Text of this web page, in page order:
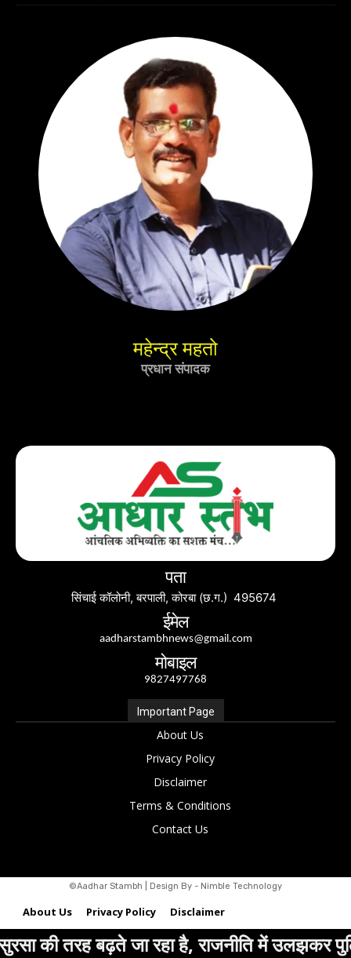
महेन्द्र महतो
प्रधान संपादक
पता
सिंचाई कॉलोनी, बरपाली, कोरबा (छ.ग.) 495674
ईमेल
aadharstambhnews@gmail.com
मोबाइल
9827497768
Important Page
About Us
Privacy Policy
Disclaimer
Terms & Conditions
Contact Us
©Aadhar Stambh | Design By - Nimble Technology
About Us Privacy Policy Disclaimer
Terms & Conditions Contact Us
रहा है, राजनीति में उलझकर पुलिस अपने मूल काम